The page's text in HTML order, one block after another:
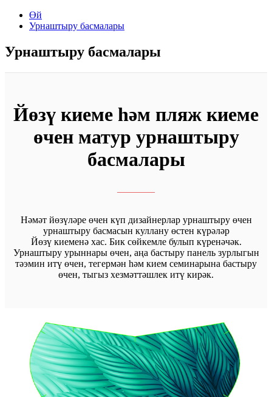
Өй
Урнаштыру басмалары
Урнаштыру басмалары
Йөзү киеме һәм пляж киеме
өчен матур урнаштыру
басмалары
Нәмәт йөзүләре өчен күп дизайнерлар урнаштыру өчен
урнаштыру басмасын куллану өстен күрәләр
Йөзү киеменә хас. Бик сөйкемле булып күренәчәк.
Урнаштыру урыннары өчен, аңа бастыру панель зурлыгын
тәэмин итү өчен, тегермән һәм кием семинарына бастыру
өчен, тыгыз хезмәттәшлек итү кирәк.